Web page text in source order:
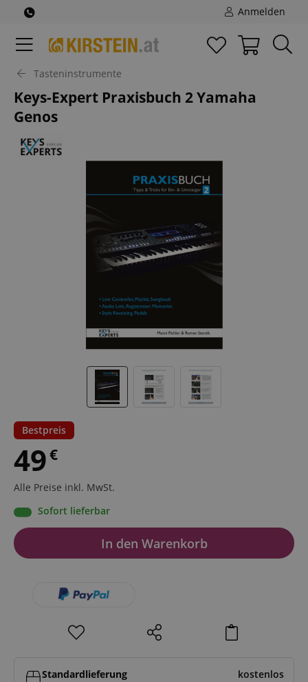
Anmelden
Tasteninstrumente
Keys-Expert Praxisbuch 2 Yamaha
Genos
Bestpreis
49€
Alle Preise inkl. MwSt.
Sofort lieferbar
In den Warenkorb
Standardlieferung
kostenlos